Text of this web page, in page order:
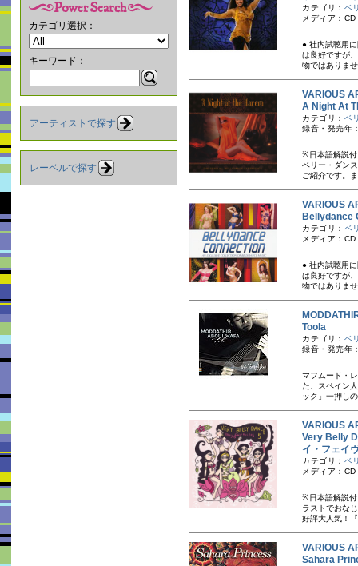
カテゴリ選択：
キーワード：
アーティストで探す
レーベルで探す
カテゴリ： ベ
メディア：CD
● 社内試聴用
は良好ですが
物ではありま
VARIOUS
A Night At
カテゴリ： ベ
録音・発売年
※日本語解説
ベリー・ダン
ご紹介です。
VARIOUS
Bellydance
カテゴリ： ベ
メディア：CD
● 社内試聴用
は良好ですが
物ではありま
Toola
カテゴリ： ベ
録音・発売年
マフムード・
た、スペイン
ック」一押し
VARIOUS
Very Belly
イ・フェイ
カテゴリ： ベ
メディア：CD
※日本語解説付
ラストでおな
好評大人気！
VARIOUS
Sahara